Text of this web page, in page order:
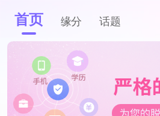
首页 缘分 话题